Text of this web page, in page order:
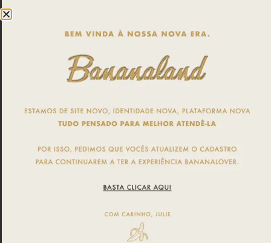
Produto vegano, com microcápsulas de Aloe Vera,
bactérias, garantindo higiene e conforto.
A supermicrofibra de poliéster garante secagem
respirabilidade.
84% SUPERMICROFIBRA
16% ELASTANO
FORRO: 87% MICROFIBRA
Elastano com alta resistência ao cloro e alta
potência que proporciona uma melhor modelagem